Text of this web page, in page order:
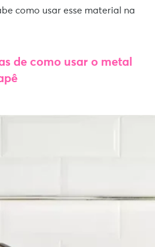
como usar esse material na
de como usar o metal